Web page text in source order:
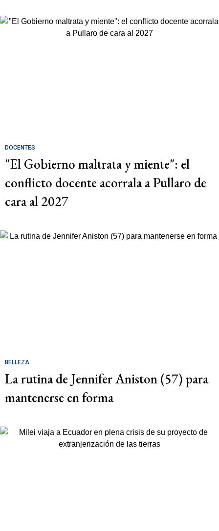
DOCENTES
"El Gobierno maltrata y miente": el
conflicto docente acorrala a Pullaro de
cara al 2027
BELLEZA
La rutina de Jennifer Aniston (57) para
mantenerse en forma